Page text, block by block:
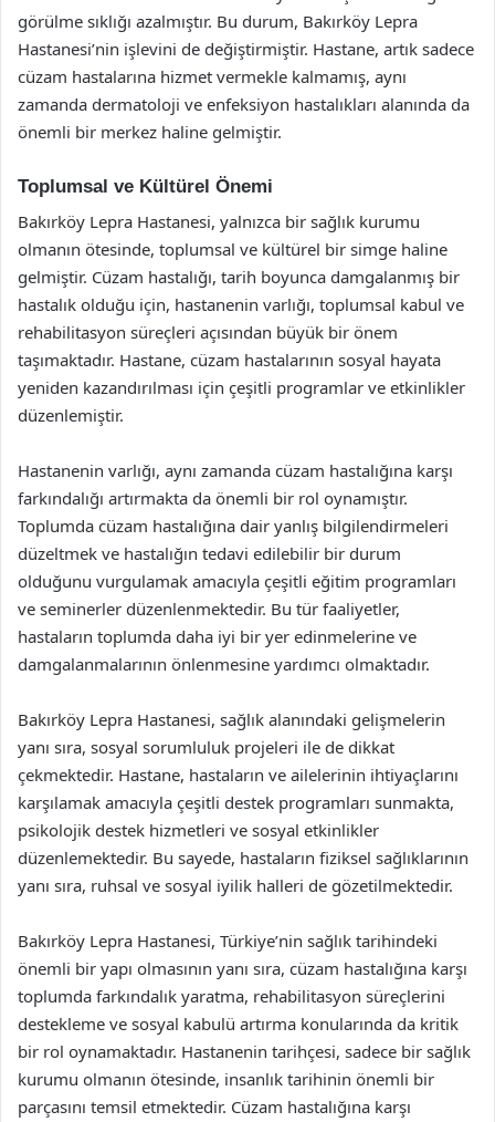
görülme sıklığı azalmıştır. Bu durum, Bakırköy Lepra
Hastanesi’nin işlevini de değiştirmiştir. Hastane, artık sadece
cüzam hastalarına hizmet vermekle kalmamış, aynı
zamanda dermatoloji ve enfeksiyon hastalıkları alanında da
önemli bir merkez haline gelmiştir.
Toplumsal ve Kültürel Önemi
Bakırköy Lepra Hastanesi, yalnızca bir sağlık kurumu
olmanın ötesinde, toplumsal ve kültürel bir simge haline
gelmiştir. Cüzam hastalığı, tarih boyunca damgalanmış bir
hastalık olduğu için, hastanenin varlığı, toplumsal kabul ve
rehabilitasyon süreçleri açısından büyük bir önem
taşımaktadır. Hastane, cüzam hastalarının sosyal hayata
yeniden kazandırılması için çeşitli programlar ve etkinlikler
düzenlemiştir.
Hastanenin varlığı, aynı zamanda cüzam hastalığına karşı
farkındalığı artırmakta da önemli bir rol oynamıştır.
Toplumda cüzam hastalığına dair yanlış bilgilendirmeleri
düzeltmek ve hastalığın tedavi edilebilir bir durum
olduğunu vurgulamak amacıyla çeşitli eğitim programları
ve seminerler düzenlenmektedir. Bu tür faaliyetler,
hastaların toplumda daha iyi bir yer edinmelerine ve
damgalanmalarının önlenmesine yardımcı olmaktadır.
Bakırköy Lepra Hastanesi, sağlık alanındaki gelişmelerin
yanı sıra, sosyal sorumluluk projeleri ile de dikkat
çekmektedir. Hastane, hastaların ve ailelerinin ihtiyaçlarını
karşılamak amacıyla çeşitli destek programları sunmakta,
psikolojik destek hizmetleri ve sosyal etkinlikler
düzenlemektedir. Bu sayede, hastaların fiziksel sağlıklarının
yanı sıra, ruhsal ve sosyal iyilik halleri de gözetilmektedir.
Bakırköy Lepra Hastanesi, Türkiye’nin sağlık tarihindeki
önemli bir yapı olmasının yanı sıra, cüzam hastalığına karşı
toplumda farkındalık yaratma, rehabilitasyon süreçlerini
destekleme ve sosyal kabulü artırma konularında da kritik
bir rol oynamaktadır. Hastanenin tarihçesi, sadece bir sağlık
kurumu olmanın ötesinde, insanlık tarihinin önemli bir
parçasını temsil etmektedir. Cüzam hastalığına karşı